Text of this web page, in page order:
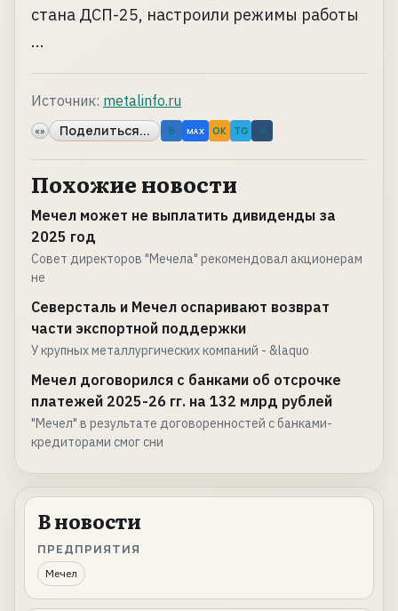
стана ДСП-25, настроили режимы работы
...
Источник: metalinfo.ru
«» Поделиться... B MAX OK TG ↗
Похожие новости
Мечел может не выплатить дивиденды за
2025 год
Совет директоров "Мечела" рекомендовал акционерам
не
Северсталь и Мечел оспаривают возврат
части экспортной поддержки
У крупных металлургических компаний - &laquo
Мечел договорился с банками об отсрочке
платежей 2025-26 гг. на 132 млрд рублей
"Мечел" в результате договоренностей с банками-
кредиторами смог сни
В новости
ПРЕДПРИЯТИЯ
Мечел